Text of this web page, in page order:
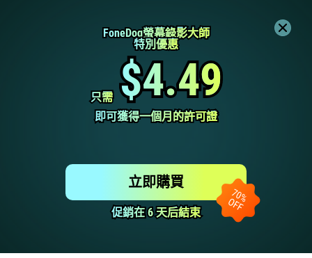
FoneDog螢幕錄影大師
FoneDog螢幕錄影大師
特別優惠
特別優惠
只需
只需 $4.49
$4.49
即可獲得一個月的許可證
即可獲得一個月的許可證
促銷在 6 天后結束
促銷在 6 天后結束
立即購買